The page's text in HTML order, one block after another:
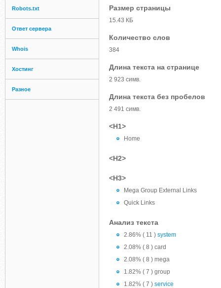
Robots.txt
Ответ сервера
Whois
Хостинг
Разное
Размер страницы
15.43 КБ
Количество слов
384
Длина текста на странице
2 923 симв.
Длина текста без пробелов
2 491 симв.
<H1>
Home
<H2>
<H3>
Mega Group External Links
Quick Links
Анализ текста
2.86% ( 11 ) system
2.08% ( 8 ) card
2.08% ( 8 ) mega
1.82% ( 7 ) group
1.82% ( 7 ) service